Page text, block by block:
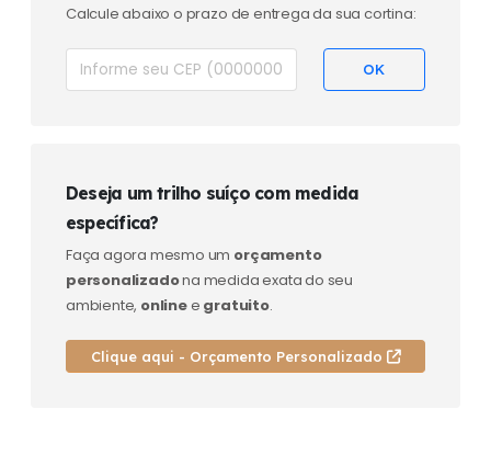
Calcule abaixo o prazo de entrega da sua cortina:
Deseja um trilho suíço com medida
específica?
Faça agora mesmo um orçamento
personalizadona medida exata do seu
ambiente, onlinee gratuito.
Clique aqui - Orçamento Personalizado